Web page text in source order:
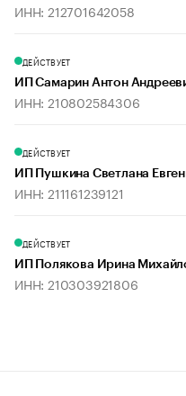
ИНН: 212701642058
ДЕЙСТВУЕТ
ИП Самарин Антон
ИНН: 210802584306
ДЕЙСТВУЕТ
ИП Пушкина Светлана
ИНН: 211161239121
ДЕЙСТВУЕТ
ИП Полякова Ирина
ИНН: 210303921806